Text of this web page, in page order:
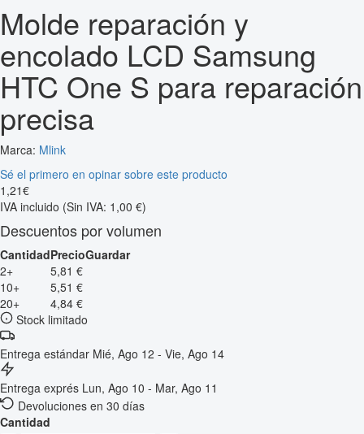
Molde reparación y
encolado LCD Samsung
HTC One S para reparación
precisa
Marca: Mlink
Sé el primero en opinar sobre este producto
1 ,21€
IVA incluido (Sin IVA: 1,00 €)
Descuentos por volumen
CantidadPrecioGuardar
2+
5,81 €
10+
5,51 €
20+
4,84 €
Stock limitado
Entrega estándar Mié, Ago 12 - Vie, Ago 14
Entrega exprés Lun, Ago 10 - Mar, Ago 11
Devoluciones en 30 días
Cantidad